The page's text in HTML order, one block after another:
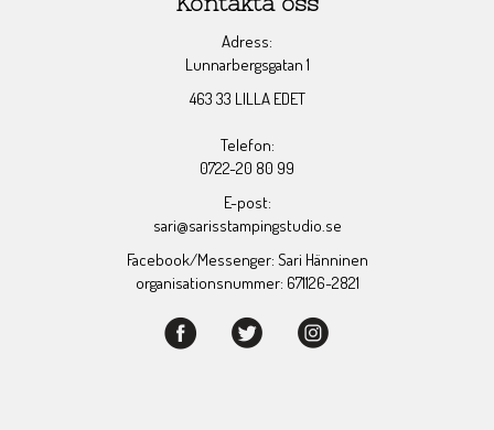
Adress:
Lunnarbergsgatan 1
463 33 LILLA EDET
Telefon:
0722-20 80 99
E-post:
sari@sarisstampingstudio.se
Facebook/Messenger: Sari Hänninen
organisationsnummer: 671126-2821